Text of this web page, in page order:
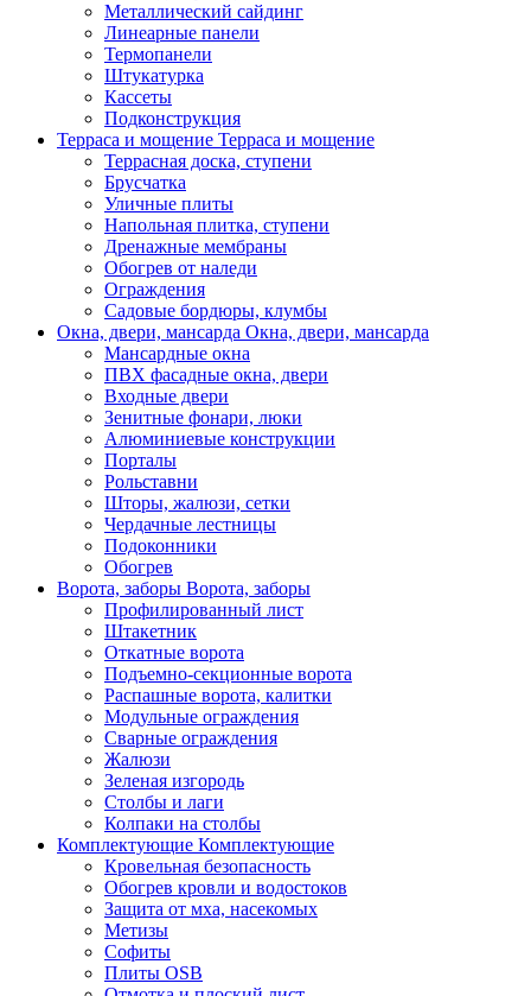
Металлический сайдинг
Линеарные панели
Термопанели
Штукатурка
Кассеты
Подконструкция
Терраса и мощение Терраса и мощение
Террасная доска, ступени
Брусчатка
Уличные плиты
Напольная плитка, ступени
Дренажные мембраны
Обогрев от наледи
Ограждения
Садовые бордюры, клумбы
Окна, двери, мансарда Окна, двери, мансарда
Мансардные окна
ПВХ фасадные окна, двери
Входные двери
Зенитные фонари, люки
Алюминиевые конструкции
Порталы
Рольставни
Шторы, жалюзи, сетки
Чердачные лестницы
Подоконники
Обогрев
Ворота, заборы Ворота, заборы
Профилированный лист
Штакетник
Откатные ворота
Подъемно-секционные ворота
Распашные ворота, калитки
Модульные ограждения
Сварные ограждения
Жалюзи
Зеленая изгородь
Столбы и лаги
Колпаки на столбы
Комплектующие Комплектующие
Кровельная безопасность
Обогрев кровли и водостоков
Защита от мха, насекомых
Метизы
Софиты
Плиты OSB